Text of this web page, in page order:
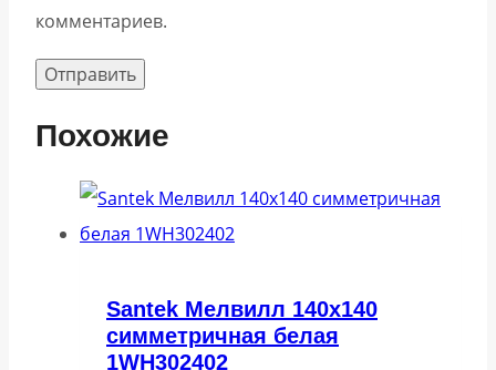
комментариев.
Похожие
Santek Мелвилл 140х140
симметричная белая
1WH302402